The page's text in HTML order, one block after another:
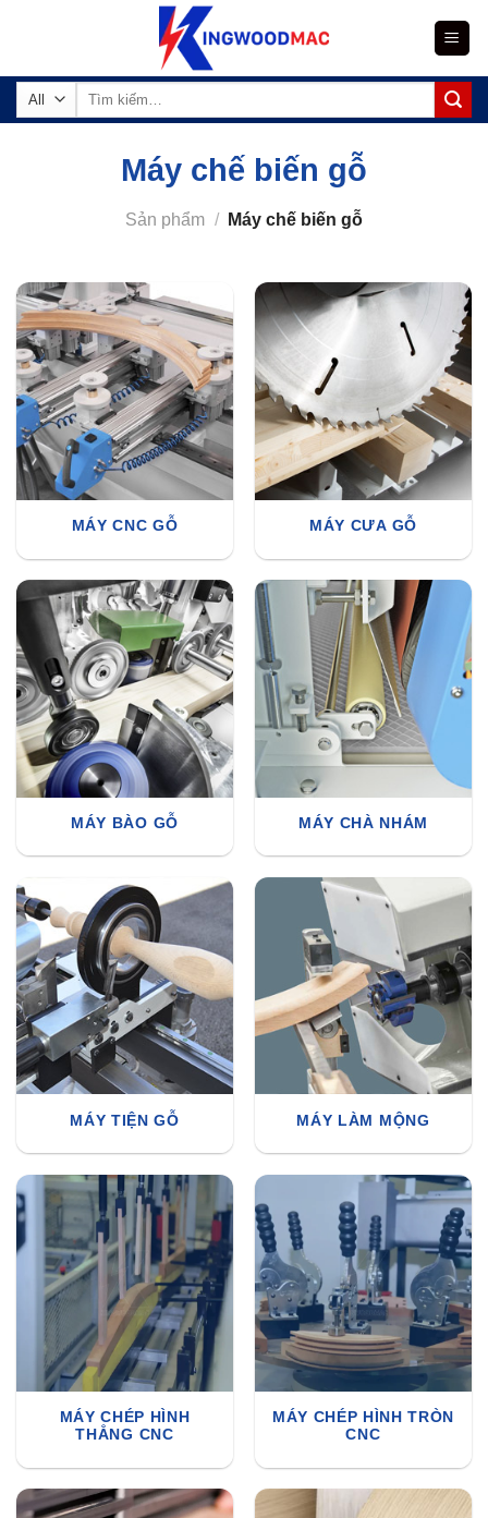
Tìm
Máy chế biến gỗ
Sản phẩm / Máy chế biến gỗ
MÁY CNC GỖ MÁY CƯA GỖ
MÁY BÀO GỖ MÁY CHÀ NHÁM
MÁY TIỆN GỖ MÁY LÀM MỘNG
MÁY CHÉP HÌNH
THẲNG CNC
MÁY CHÉP HÌNH TRÒN
CNC